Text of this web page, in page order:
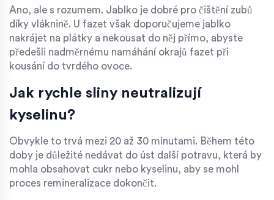
Ano, ale s rozumem. Jablko je dobré pro čištění zubů
díky vláknině. U fazet však doporučujeme jablko
nakrájet na plátky a nekousat do něj přímo, abyste
předešli nadměrnému namáhání okrajů fazet při
kousání do tvrdého ovoce.
Jak rychle sliny neutralizují
kyselinu?
Obvykle to trvá mezi 20 až 30 minutami. Během této
doby je důležité nedávat do úst další potravu, která by
mohla obsahovat cukr nebo kyselinu, aby se mohl
proces remineralizace dokončit.